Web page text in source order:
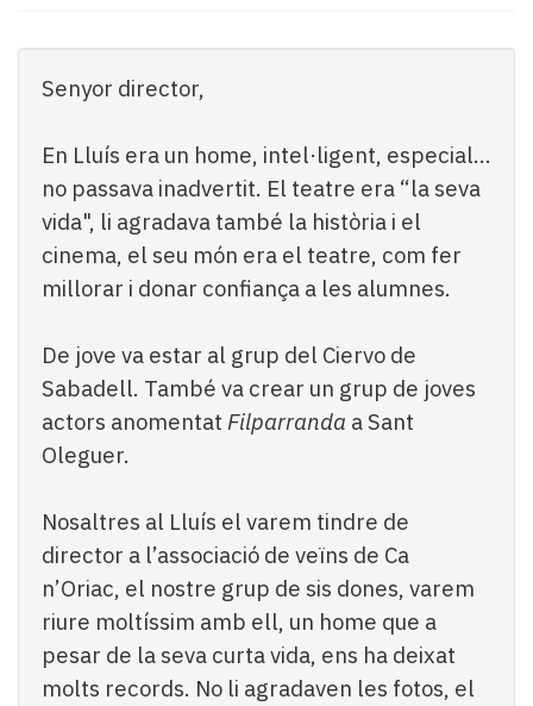
Contingut
Lo
llegit...
Editorial
Senyor director,
En Lluís era un home, intel·ligent, especial...
no passava inadvertit. El teatre era “la seva
vida", li agradava també la història i el
cinema, el seu món era el teatre, com fer
millorar i donar confiança a les alumnes.
De jove va estar al grup del Ciervo de
Sabadell. També va crear un grup de joves
actors anomentat Filparranda a Sant
Oleguer.
Nosaltres al Lluís el varem tindre de
director a l’associació de veïns de Ca
n’Oriac, el nostre grup de sis dones, varem
riure moltíssim amb ell, un home que a
pesar de la seva curta vida, ens ha deixat
molts records. No li agradaven les fotos, el